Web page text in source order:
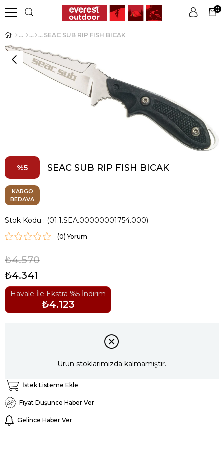
Üye Girişi Üye Ol
0
SEAC SUB RIP FISH BICAK
5 SEAC SUB RIP FISH BICAK
KARGO
BEDAVA
Stok Kodu (01.1.SEA.00000001754.000)
(0)
₺4.570
₺4.341
Havale İle Ekstra %5 İndirim
₺4.123
Ürün stoklarımızda kalmamıştır.
İstek Listeme Ekle
Fiyat Düşünce Haber Ver
Gelince Haber Ver